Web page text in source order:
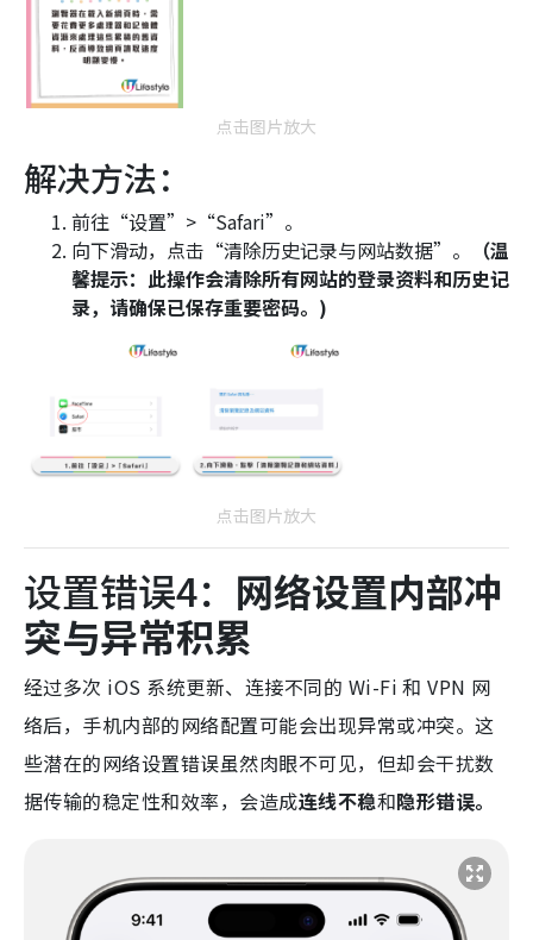
点击图片放大
解决方法：
前往“设置”>“Safari”。
向下滑动，点击“清除历史记录与网站数据”。
（温
馨提示：此操作会清除所有网站的登录资料和历史记
录，请确保已保存重要密码。)
点击图片放大
设置错误4： 网络设置内部冲
突与异常积累
经过多次 iOS 系统更新、连接不同的 Wi-Fi 和 VPN 网
络后，手机内部的网络配置可能会出现异常或冲突。这
些潜在的网络设置错误虽然肉眼不可见，但却会干扰数
据传输的稳定性和效率，会造成连线不稳和隐形错误。